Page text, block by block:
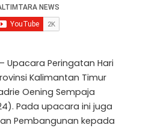
– Upacara Peringatan Hari
Kalimantan Timur
Oening Sempaja
Pada upacara ini juga
Pembangunan kepada